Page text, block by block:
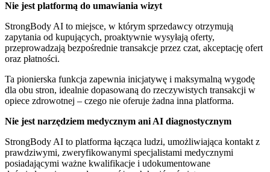
Nie jest platformą do umawiania wizyt
StrongBody AI to miejsce, w którym sprzedawcy otrzymują
zapytania od kupujących, proaktywnie wysyłają oferty,
przeprowadzają bezpośrednie transakcje przez czat, akceptację ofert
oraz płatności.
Ta pionierska funkcja zapewnia inicjatywę i maksymalną wygodę
dla obu stron, idealnie dopasowaną do rzeczywistych transakcji w
opiece zdrowotnej – czego nie oferuje żadna inna platforma.
Nie jest narzędziem medycznym ani AI diagnostycznym
StrongBody AI to platforma łącząca ludzi, umożliwiająca kontakt z
prawdziwymi, zweryfikowanymi specjalistami medycznymi
posiadającymi ważne kwalifikacje i udokumentowane